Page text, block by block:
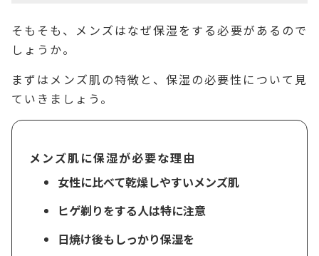
そもそも、メンズはなぜ保湿をする必要があるので
しょうか。
まずはメンズ肌の特徴と、保湿の必要性について見
ていきましょう。
メンズ肌に保湿が必要な理由
女性に比べて乾燥しやすいメンズ肌
ヒゲ剃りをする人は特に注意
日焼け後もしっかり保湿を